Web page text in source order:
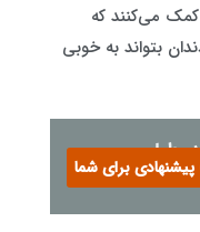
کمک می‌کنند که
بتواند به خوبی
طول می
برای شما